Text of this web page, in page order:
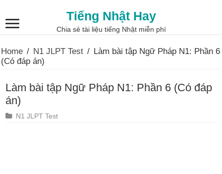
Tiếng Nhật Hay
Chia sẻ tài liệu tiếng Nhật miễn phí
Home / N1 JLPT Test / Làm bài tập Ngữ Pháp N1: Phần 6
(Có đáp án)
Làm bài tập Ngữ Pháp N1: Phần 6 (Có đáp
án)
N1 JLPT Test